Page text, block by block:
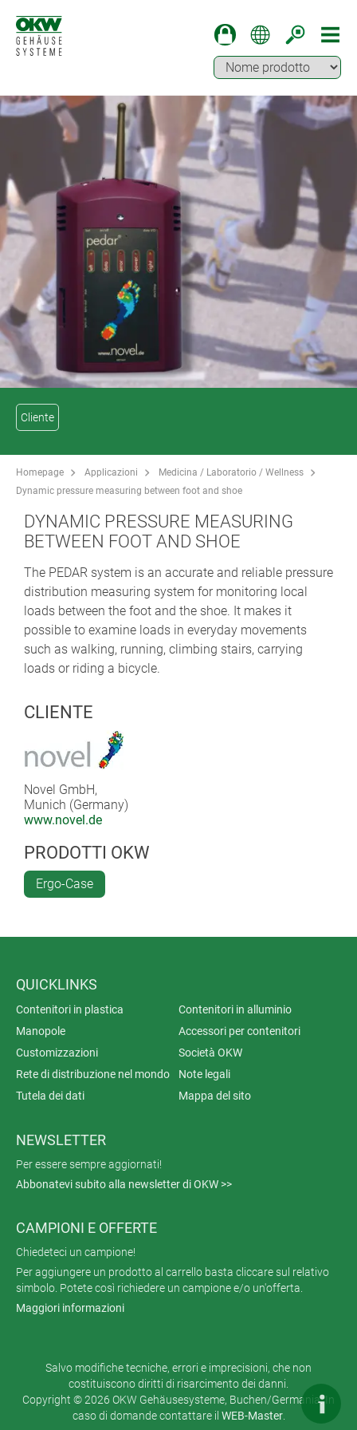
Cliente
Homepage Applicazioni
Medicina / Laboratorio / Wellness
Dynamic pressure measuring between foot and shoe
DYNAMIC PRESSURE MEASURING
BETWEEN FOOT AND SHOE
The PEDAR system is an accurate and reliable pressure
distribution measuring system for monitoring local
loads between the foot and the shoe. It makes it
possible to examine loads in everyday movements
such as walking, running, climbing stairs, carrying
loads or riding a bicycle.
CLIENTE
Novel GmbH,
Munich (Germany)
www.novel.de
PRODOTTI OKW
Ergo-Case
QUICKLINKS
Contenitori in plastica
Contenitori in alluminio
Manopole
Accessori per contenitori
Customizzazioni
Società OKW
Rete di distribuzione nel mondo
Note legali
Tutela dei dati
Mappa del sito
NEWSLETTER
Per essere sempre aggiornati!
Abbonatevi subito alla newsletter di OKW >>
CAMPIONI E OFFERTE
Chiedeteci un campione!
Per aggiungere un prodotto al carrello basta cliccare sul relativo
simbolo. Potete così richiedere un campione e/o un'offerta.
Maggiori informazioni
Salvo modifiche tecniche, errori e imprecisioni, che non
costituiscono diritti di risarcimento dei danni.
Copyright © 2026 OKW Gehäusesysteme, Buchen/Germania. In
caso di domande contattare il WEB-Master.